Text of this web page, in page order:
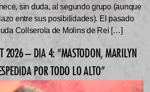
sin duda, al segundo grupo (aunque
entre sus posibilidades). El pasado
Collserola de Molins de Rei […]
2026 – DIA 4: “MASTODON, MARILYN
POR TODO LO ALTO”